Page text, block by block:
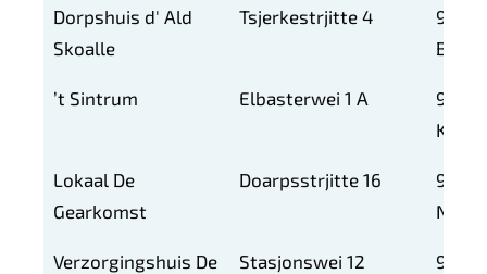
Dorpshuis d' Ald
Skoalle
Tsjerkestrjitte 4
9147
BM
’t Sintrum Elbasterwei 1 A
9151
KN
Lokaal De
Gearkomst
Doarpsstrjitte 16
9134
NM
Verzorgingshuis De
Stasjonswei 12
9123